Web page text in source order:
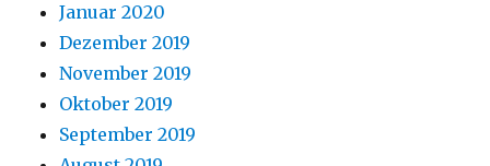
Januar 2020
Dezember 2019
November 2019
Oktober 2019
September 2019